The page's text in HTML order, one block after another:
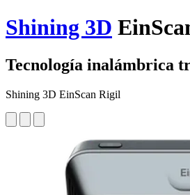
Shining 3D
Tecnología inalámbrica
Shining 3D EinScan Rigil